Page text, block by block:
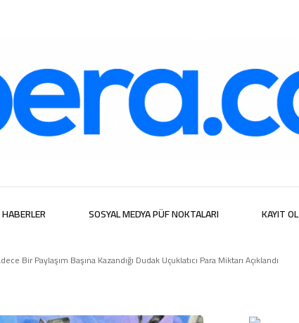
Hizmetler
HABERLER SOSYAL MEDYA PÜF NOKTALARI KAYIT OL
Bir Paylaşım Başına Kazandığı Dudak Uçuklatıcı Para Miktarı Açıklandı